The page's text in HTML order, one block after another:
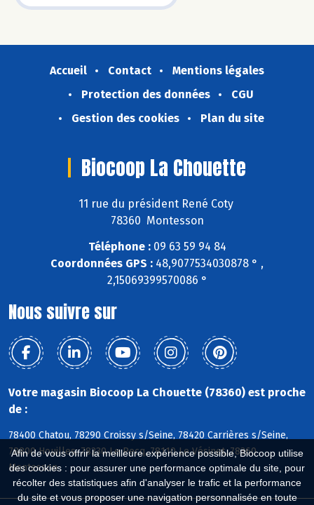
Afin de vous offrir la meilleure expérience possible, Biocoop utilise
des cookies : pour assurer une performance optimale du site, pour
récolter des statistiques afin d'analyser le trafic et la performance
du site et vous proposer une navigation personnalisée en toute
Accueil Contact
Mentions légales
Protection des données
CGU
Gestion des cookies
Plan du site
Biocoop La Chouette
11 rue du président René Coty
78360 Montesson
Téléphone :09 63 59 94 84
Coordonnées GPS : 48,9077534030878 ° ,
2,15069399570086 °
Nous suivre sur
Votre magasin Biocoop La Chouette (78360) est proche
de :
78400 Chatou, 78290 Croissy s/Seine, 78420 Carrières s/Seine,
78800 Houilles, 78230 Le Pecq, 78110 Le Vésinet, 78360
Montesson